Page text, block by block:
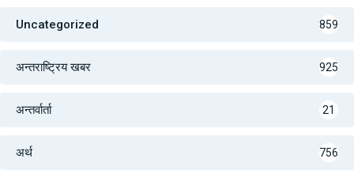
Uncategorized 859
अन्तराष्ट्रिय खबर 925
अन्तर्वार्ता 21
अर्थ 756